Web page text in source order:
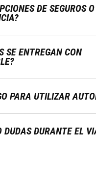
DE SEGUROS
SE ENTREGAN CON
PARA UTILIZAR
DUDAS DURANTE EL